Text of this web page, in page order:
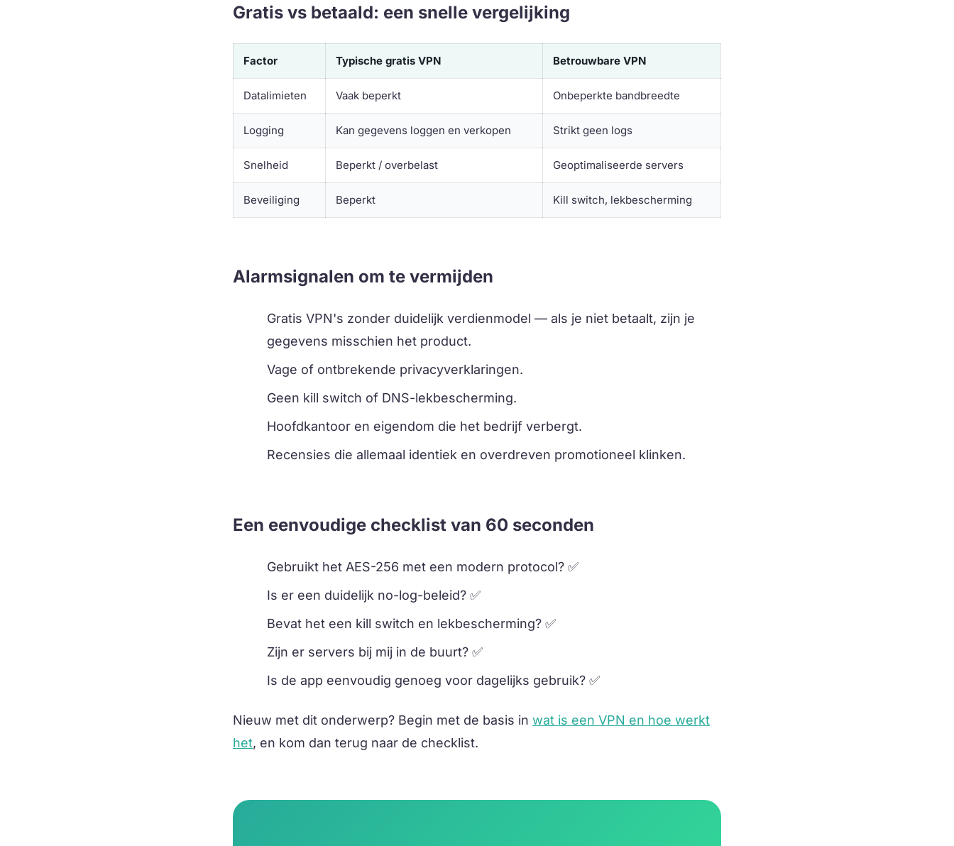
Gratis vs betaald: een snelle vergelijking
Factor Typische gratis VPN Betrouwbare VPN
Datalimieten Vaak beperkt Onbeperkte bandbreedte
Logging Kan gegevens loggen en verkopen Strikt geen logs
Snelheid Beperkt / overbelast Geoptimaliseerde servers
Beveiliging Beperkt Kill switch, lekbescherming
Alarmsignalen om te vermijden
Gratis VPN's zonder duidelijk verdienmodel — als je niet betaalt, zijn je
gegevens misschien het product.
Vage of ontbrekende privacyverklaringen.
Geen kill switch of DNS-lekbescherming.
Hoofdkantoor en eigendom die het bedrijf verbergt.
Recensies die allemaal identiek en overdreven promotioneel klinken.
Een eenvoudige checklist van 60 seconden
Gebruikt het AES-256 met een modern protocol? ✅
Is er een duidelijk no-log-beleid? ✅
Bevat het een kill switch en lekbescherming? ✅
Zijn er servers bij mij in de buurt? ✅
Is de app eenvoudig genoeg voor dagelijks gebruik? ✅
Nieuw met dit onderwerp? Begin met de basis in wat is een VPN en hoe werkt
het, en kom dan terug naar de checklist.